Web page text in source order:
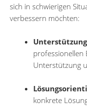
sich in schwierigen
verbessern möchten:
professionellen
Unterstützung
konkrete